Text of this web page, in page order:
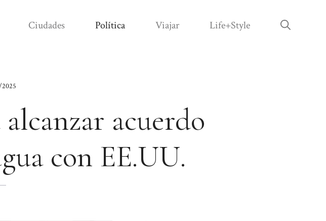
Ciudades Política Viajar Life+Style
acuerdo
con EE.UU.